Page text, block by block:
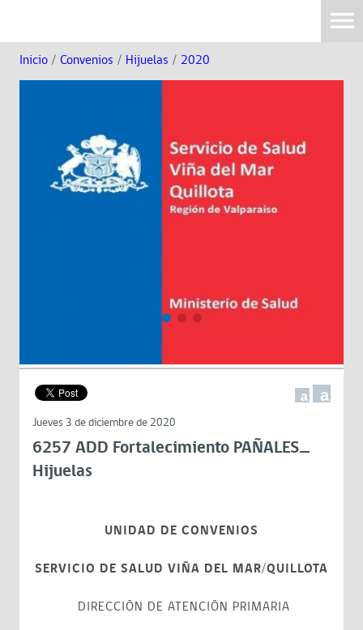
Inicio / Convenios / Hijuelas / 2020
a a
Jueves 3 de diciembre de 2020
6257 ADD Fortalecimiento PAÑALES_
Hijuelas
UNIDAD DE CONVENIOS
SERVICIO DE SALUD VIÑA DEL MAR/QUILLOTA
DIRECCIÓN DE ATENCIÓN PRIMARIA